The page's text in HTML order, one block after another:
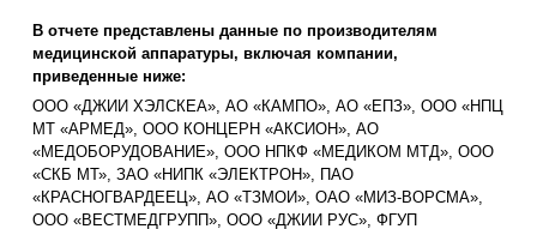
В отчете представлены данные по производителям
медицинской аппаратуры, включая компании,
приведенные ниже:
ООО «ДЖИИ ХЭЛСКЕА», АО «КАМПО», АО «ЕПЗ», ООО «НПЦ
МТ «АРМЕД», ООО КОНЦЕРН «АКСИОН», АО
«МЕДОБОРУДОВАНИЕ», ООО НПКФ «МЕДИКОМ МТД», ООО
«СКБ МТ», ЗАО «НИПК «ЭЛЕКТРОН», ПАО
«КРАСНОГВАРДЕЕЦ», АО «ТЗМОИ», ОАО «МИЗ-ВОРСМА»,
ООО «ВЕСТМЕДГРУПП», ООО «ДЖИИ РУС», ФГУП